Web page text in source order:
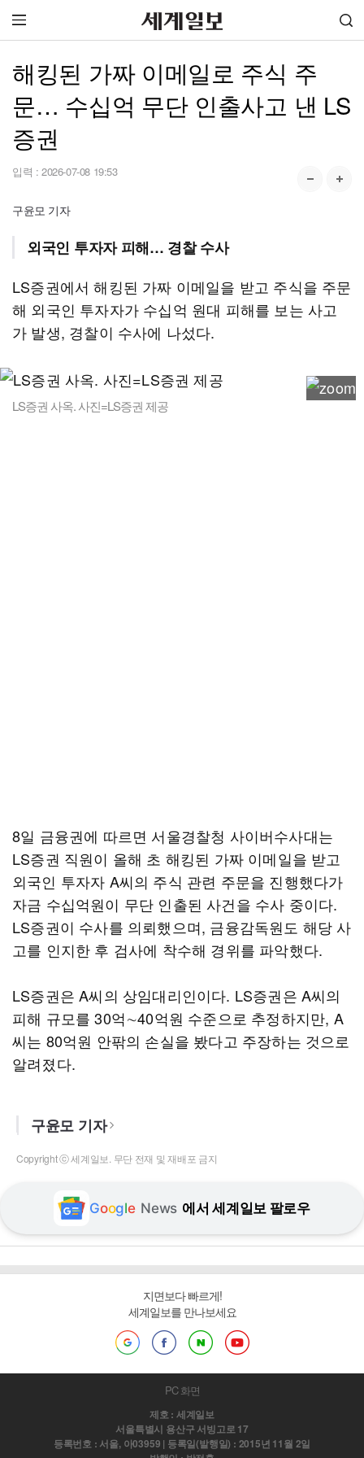
해킹된 가짜 이메일로 주식 주
문… 수십억 무단 인출사고 낸 LS
증권
입력 : 2026-07-08 19:53
구윤모 기자
외국인 투자자 피해… 경찰 수사
LS증권에서 해킹된 가짜 이메일을 받고 주식을 주문
해 외국인 투자자가 수십억 원대 피해를 보는 사고
가 발생, 경찰이 수사에 나섰다.
LS증권 사옥. 사진=LS증권 제공
8일 금융권에 따르면 서울경찰청 사이버수사대는
LS증권 직원이 올해 초 해킹된 가짜 이메일을 받고
외국인 투자자 A씨의 주식 관련 주문을 진행했다가
자금 수십억원이 무단 인출된 사건을 수사 중이다.
LS증권이 수사를 의뢰했으며, 금융감독원도 해당 사
고를 인지한 후 검사에 착수해 경위를 파악했다.
LS증권은 A씨의 상임대리인이다. LS증권은 A씨의
피해 규모를 30억∼40억원 수준으로 추정하지만, A
씨는 80억원 안팎의 손실을 봤다고 주장하는 것으로
알려졌다.
구윤모 기자
Copyright ⓒ 세계일보. 무단 전재 및 재배포 금지
Google News 에서 세계일보 팔로우
지면보다 빠르게!
세계일보를 만나보세요
PC 화면
제호 : 세계일보
서울특별시 용산구 서빙고로 17
등록번호 : 서울, 아03959 | 등록일(발행일) : 2015년 11월 2일